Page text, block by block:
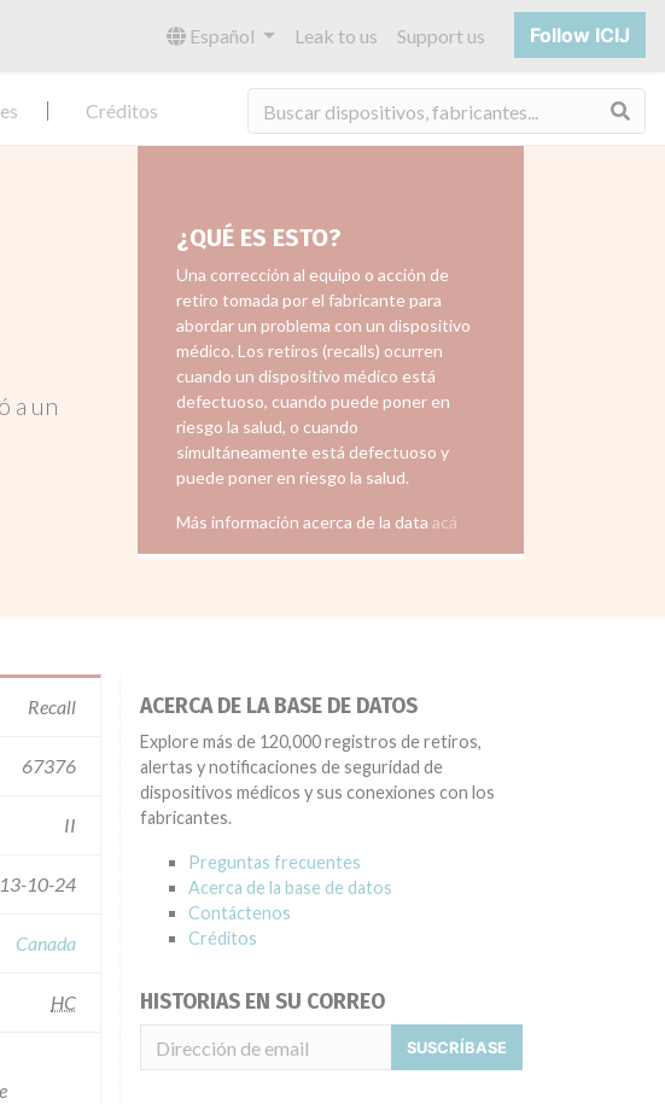
Español Leak to us Support us Follow ICIJ
Créditos
a un
¿QUÉ ES ESTO?
Una corrección al equipo o acción de
retiro tomada por el fabricante para
abordar un problema con un dispositivo
médico. Los retiros (recalls) ocurren
cuando un dispositivo médico está
defectuoso, cuando puede poner en
riesgo la salud, o cuando
simultáneamente está defectuoso y
puede poner en riesgo la salud.
Más información acerca de la data acá
Recall
67376
II
10-24
Canada
HC
ACERCA DE LA BASE DE DATOS
Explore más de 120,000 registros de retiros,
alertas y notificaciones de seguridad de
dispositivos médicos y sus conexiones con los
fabricantes.
Preguntas frecuentes
Acerca de la base de datos
Contáctenos
Créditos
HISTORIAS EN SU CORREO
SUSCRÍBASE